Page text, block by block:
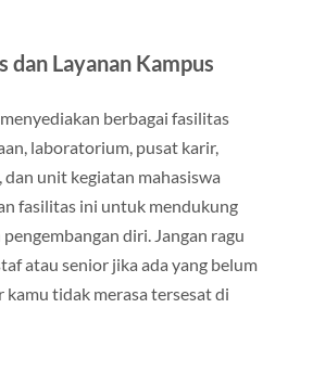
dan Layanan Kampus
berbagai fasilitas
laboratorium, pusat karir,
dan unit kegiatan mahasiswa
fasilitas ini untuk mendukung
diri. Jangan ragu
atau senior jika ada yang belum
kamu tidak merasa tersesat di